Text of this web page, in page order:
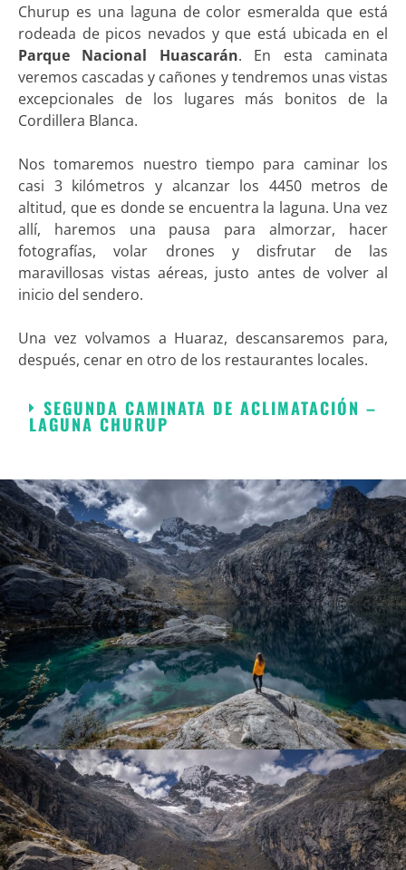
Churup es una laguna de color esmeralda que está
rodeada de picos nevados y que está ubicada en el
Parque Nacional Huascarán. En esta caminata
veremos cascadas y cañones y tendremos unas vistas
excepcionales de los lugares más bonitos de la
Cordillera Blanca.
Nos tomaremos nuestro tiempo para caminar los
casi 3 kilómetros y alcanzar los 4450 metros de
altitud, que es donde se encuentra la laguna. Una vez
allí, haremos una pausa para almorzar, hacer
fotografías, volar drones y disfrutar de las
maravillosas vistas aéreas, justo antes de volver al
inicio del sendero.
Una vez volvamos a Huaraz, descansaremos para,
después, cenar en otro de los restaurantes locales.
SEGUNDA CAMINATA DE ACLIMATACIÓN –
LAGUNA CHURUP